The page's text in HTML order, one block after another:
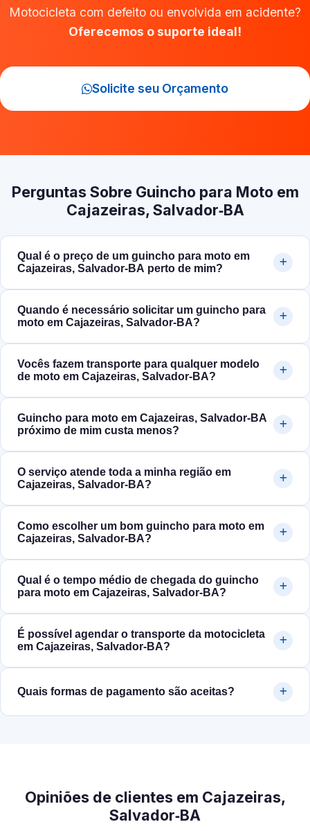
Motocicleta com defeito ou envolvida em acidente?
Oferecemos o suporte ideal!
Solicite seu Orçamento
Perguntas Sobre Guincho para Moto em
Cajazeiras, Salvador‑BA
Qual é o preço de um guincho para moto em
Cajazeiras, Salvador‑BA perto de mim?
Quando é necessário solicitar um guincho para
moto em Cajazeiras, Salvador‑BA?
Vocês fazem transporte para qualquer modelo
de moto em Cajazeiras, Salvador‑BA?
Guincho para moto em Cajazeiras, Salvador‑BA
próximo de mim custa menos?
O serviço atende toda a minha região em
Cajazeiras, Salvador‑BA?
Como escolher um bom guincho para moto em
Cajazeiras, Salvador‑BA?
Qual é o tempo médio de chegada do guincho
para moto em Cajazeiras, Salvador‑BA?
É possível agendar o transporte da motocicleta
em Cajazeiras, Salvador‑BA?
Quais formas de pagamento são aceitas?
Opiniões de clientes em Cajazeiras,
Salvador‑BA